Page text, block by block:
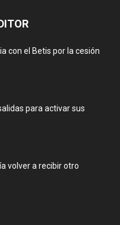
con el Betis por la cesión
para activar sus
volver a recibir otro